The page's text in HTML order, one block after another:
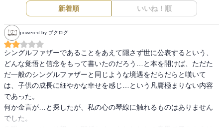
新着順 いいね！順
powered by ブクログ
シングルファザーであることをあえて隠さず世に公表するという、
どんな覚悟と信念をもって書いたのだろう…と本を開けば、ただた
だ一般のシングルファザーと同じような境遇をだらだらと嘆いて
は、子供の成長に細やかな幸せを感じ…という凡庸極まりない内容
であった。
何か金言が…と探したが、私の心の琴線に触れるものはありません
でした。